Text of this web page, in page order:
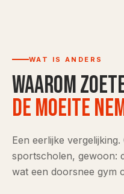
WAT IS ANDERS
Waarom
de moeite
Een eerlijke
sportscholen, gewoon:
wat een doorsnee gym